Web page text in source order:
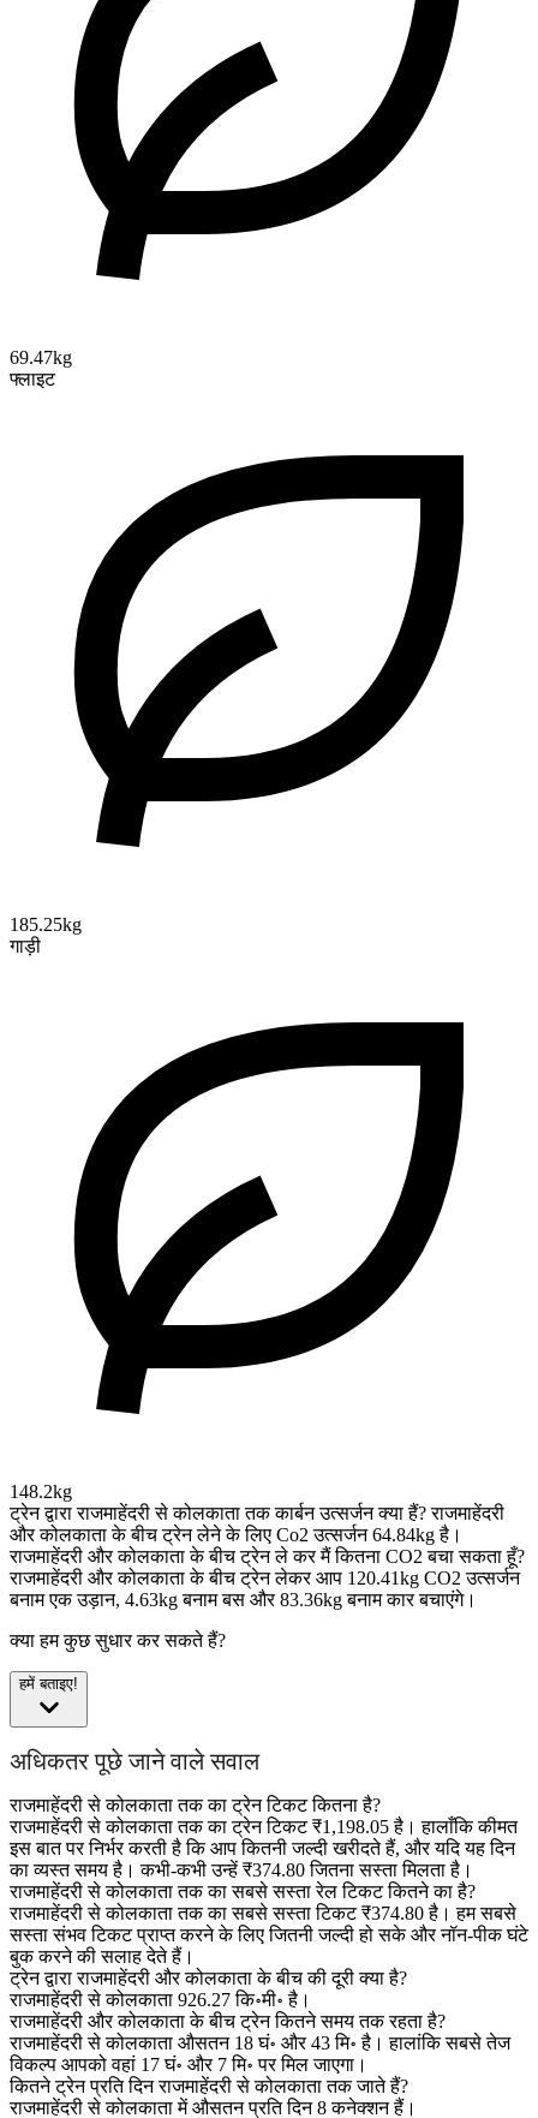
69.47kg
फ्लाइट
185.25kg
गाड़ी
148.2kg
ट्रेन द्वारा राजमाहेंदरी से कोलकाता तक कार्बन उत्सर्जन क्या हैं? राजमाहेंदरी
और कोलकाता के बीच ट्रेन लेने के लिए Co2 उत्सर्जन 64.84kg है।
राजमाहेंदरी और कोलकाता के बीच ट्रेन ले कर मैं कितना CO2 बचा सकता हूँ?
राजमाहेंदरी और कोलकाता के बीच ट्रेन लेकर आप 120.41kg CO2 उत्सर्जन
बनाम एक उड़ान, 4.63kg बनाम बस और 83.36kg बनाम कार बचाएंगे।
क्या हम कुछ सुधार कर सकते हैं?
हमें बताइए!
अधिकतर पूछे जाने वाले सवाल
राजमाहेंदरी से कोलकाता तक का ट्रेन टिकट कितना है?
राजमाहेंदरी से कोलकाता तक का ट्रेन टिकट ₹1,198.05 है। हालाँकि कीमत
इस बात पर निर्भर करती है कि आप कितनी जल्दी खरीदते हैं, और यदि यह दिन
का व्यस्त समय है। कभी-कभी उन्हें ₹374.80 जितना सस्ता मिलता है।
राजमाहेंदरी से कोलकाता तक का सबसे सस्ता रेल टिकट कितने का है?
राजमाहेंदरी से कोलकाता तक का सबसे सस्ता टिकट ₹374.80 है। हम सबसे
सस्ता संभव टिकट प्राप्त करने के लिए जितनी जल्दी हो सके और नॉन-पीक घंटे
बुक करने की सलाह देते हैं।
ट्रेन द्वारा राजमाहेंदरी और कोलकाता के बीच की दूरी क्या है?
राजमाहेंदरी से कोलकाता 926.27 कि॰मी॰ है।
राजमाहेंदरी और कोलकाता के बीच ट्रेन कितने समय तक रहता है?
राजमाहेंदरी से कोलकाता औसतन 18 घं॰ और 43 मि॰ है। हालांकि सबसे तेज
विकल्प आपको वहां 17 घं॰ और 7 मि॰ पर मिल जाएगा।
कितने ट्रेन प्रति दिन राजमाहेंदरी से कोलकाता तक जाते हैं?
राजमाहेंदरी से कोलकाता में औसतन प्रति दिन 8 कनेक्शन हैं।